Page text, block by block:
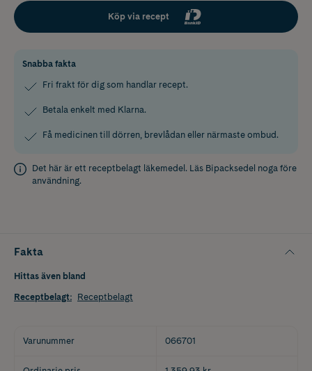
Köp via recept
Snabba fakta
Fri frakt för dig som handlar recept.
Betala enkelt med Klarna.
Få medicinen till dörren, brevlådan eller närmaste ombud.
Det här är ett receptbelagt läkemedel. Läs Bipacksedel noga före
användning.
Fakta
Hittas även bland
Receptbelagt: Receptbelagt
Varunummer 066701